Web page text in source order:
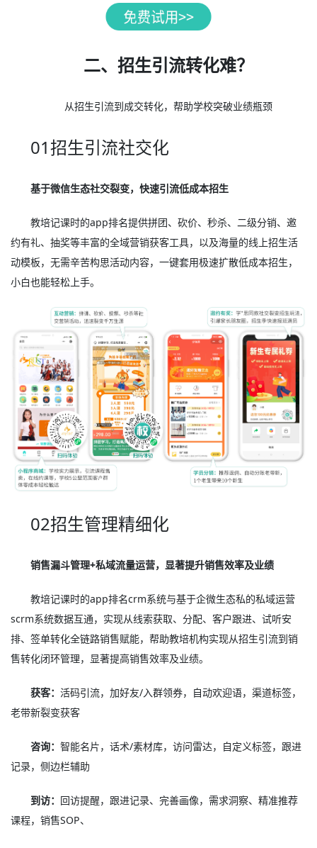
二、招生引流转化难？
从招生引流到成交转化，帮助学校突破业绩瓶颈
01招生引流社交化
基于微信生态社交裂变，快速引流低成本招生
教培记课时的app排名提供拼团、砍价、秒杀、二级分销、邀
约有礼、抽奖等丰富的全域营销获客工具，以及海量的线上招生活
动模板，无需辛苦构思活动内容，一键套用极速扩散低成本招生，
小白也能轻松上手。
02招生管理精细化
销售漏斗管理+私域流量运营，显著提升销售效率及业绩
教培记课时的app排名crm系统与基于企微生态私的私域运营
scrm系统数据互通，实现从线索获取、分配、客户跟进、试听安
排、签单转化全链路销售赋能，帮助教培机构实现从招生引流到销
售转化闭环管理，显著提高销售效率及业绩。
获客：活码引流，加好友/入群领券，自动欢迎语，渠道标签，
老带新裂变获客
咨询：智能名片，话术/素材库，访问雷达，自定义标签，跟进
记录，侧边栏辅助
到访： 回访提醒，跟进记录、完善画像，需求洞察、精准推荐
课程，销售SOP、